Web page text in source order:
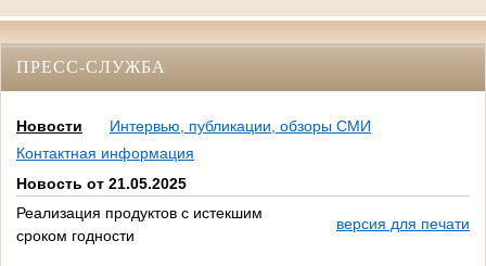
ПРЕСС-СЛУЖБА
Новости
Интервью, публикации, обзоры СМИ
Контактная информация
Новость от 21.05.2025
Реализация продуктов с истекшим
сроком годности
версия для печати